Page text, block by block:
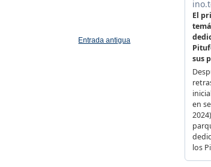
Entrada antigua